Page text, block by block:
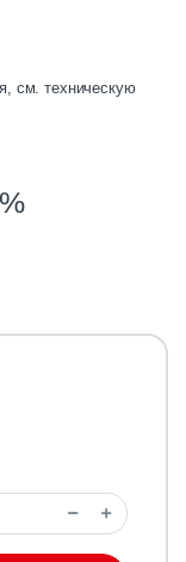
см. техническую